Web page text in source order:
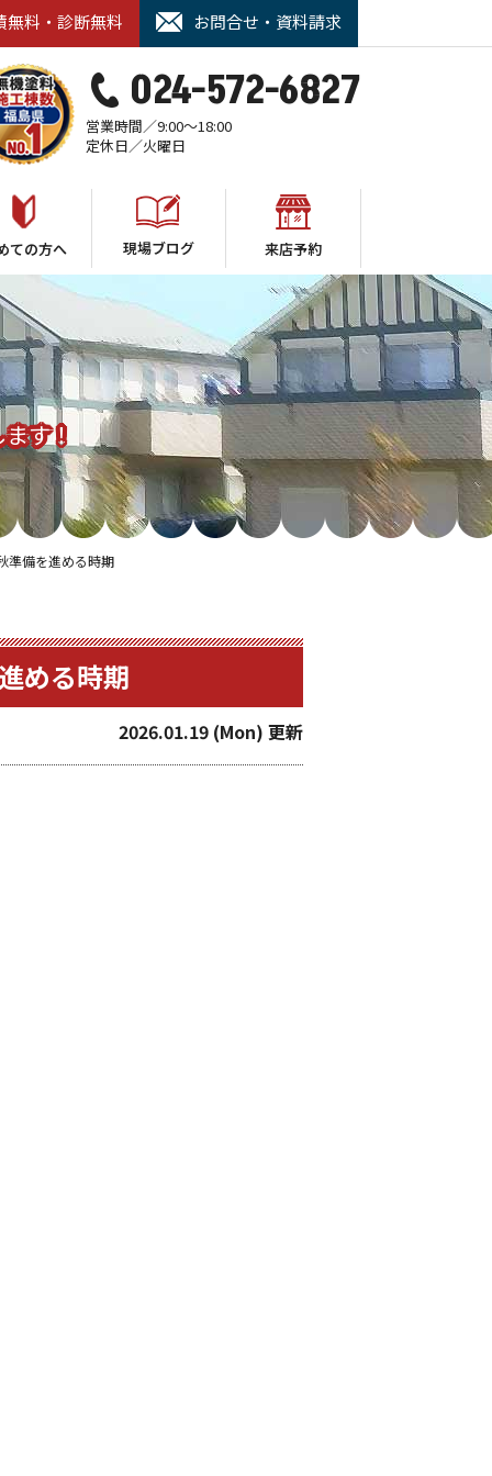
無料・診断無料 お問合せ・資料請求
024-572-6827
営業時間／9:00～18:00
定休日／火曜日
ての方へ 現場ブログ 来店予約
す！
準備を進める時期
める時期
2026.01.19 (Mon) 更新